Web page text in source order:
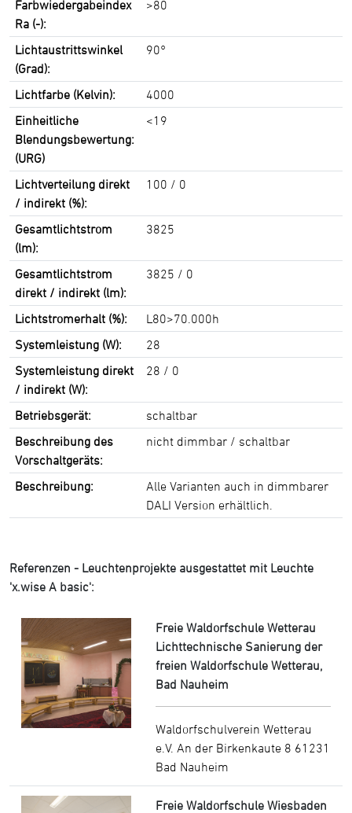
Farbwiedergabeindex
Ra (-):
>80
Lichtaustrittswinkel
(Grad):
90°
Lichtfarbe (Kelvin):
4000
Einheitliche
Blendungsbewertung:
(URG)
<19
Lichtverteilung direkt
/ indirekt (%):
100 / 0
Gesamtlichtstrom
(lm):
3825
Gesamtlichtstrom
direkt / indirekt (lm):
3825 / 0
Lichtstromerhalt (%):
L80>70.000h
Systemleistung (W):
28
Systemleistung direkt
/ indirekt (W):
28 / 0
Betriebsgerät:
schaltbar
Beschreibung des
Vorschaltgeräts:
nicht dimmbar / schaltbar
Beschreibung:
Alle Varianten auch in dimmbarer
DALI Version erhältlich.
Referenzen - Leuchtenprojekte ausgestattet mit Leuchte
'x.wise A basic':
Freie Waldorfschule Wetterau
Lichttechnische Sanierung der
freien Waldorfschule Wetterau,
Bad Nauheim
Waldorfschulverein Wetterau
e.V. An der Birkenkaute 8 61231
Bad Nauheim
Freie Waldorfschule Wiesbaden